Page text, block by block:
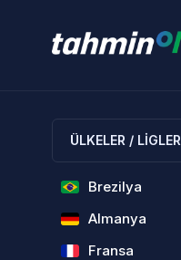
ÜLKELER / LİGLER
Brezilya
Almanya
Fransa